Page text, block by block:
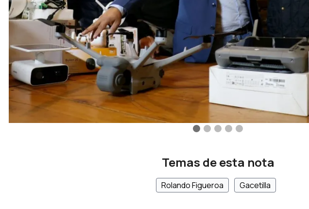
Temas de esta nota
Rolando Figueroa Gacetilla